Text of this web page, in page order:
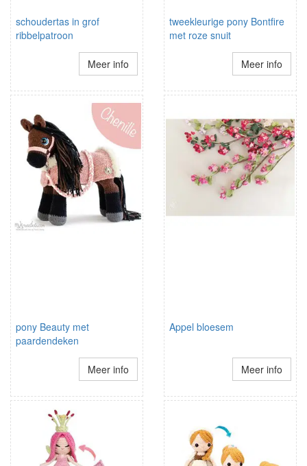
schoudertas in grof
ribbelpatroon
Meer info
tweekleurige pony Bontfire
met roze snuit
Meer info
pony Beauty met
paardendeken
Meer info
Appel bloesem
Meer info